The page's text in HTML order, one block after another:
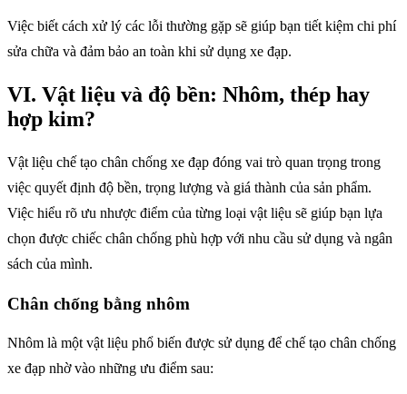
Việc biết cách xử lý các lỗi thường gặp sẽ giúp bạn tiết kiệm chi phí
sửa chữa và đảm bảo an toàn khi sử dụng xe đạp.
VI. Vật liệu và độ bền: Nhôm, thép hay
hợp kim?
Vật liệu chế tạo chân chống xe đạp đóng vai trò quan trọng trong
việc quyết định độ bền, trọng lượng và giá thành của sản phẩm.
Việc hiểu rõ ưu nhược điểm của từng loại vật liệu sẽ giúp bạn lựa
chọn được chiếc chân chống phù hợp với nhu cầu sử dụng và ngân
sách của mình.
Chân chống bằng nhôm
Nhôm là một vật liệu phổ biến được sử dụng để chế tạo chân chống
xe đạp nhờ vào những ưu điểm sau: